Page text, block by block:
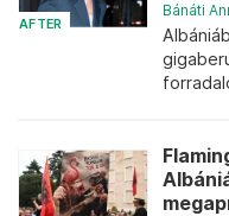
AFTER
Bánáti